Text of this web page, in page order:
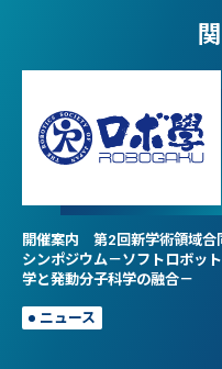
開催案内 第2回新学術領域合
シンポジウム－ソフトロボット
学と発動分子科学の融合－
ニュース